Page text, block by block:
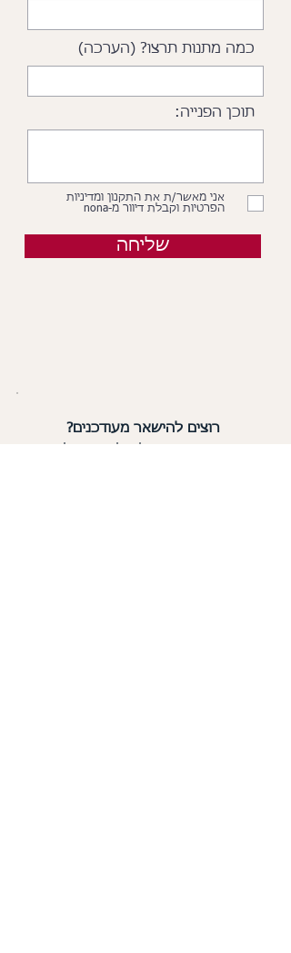
כמה מתנות תרצו? (הערכה)
תוכן הפנייה:
אני מאשר/ת את התקנון ומדיניות
הפרטיות וקבלת דיוור מ-nona
שליחה
רוצים להישאר מעודכנים?